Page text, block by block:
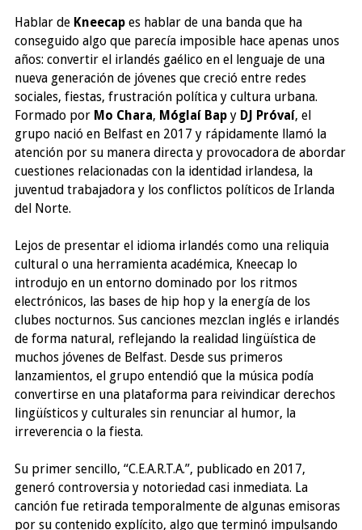
Hablar de Kneecapes hablar de una banda que ha
conseguido algo que parecía imposible hace apenas unos
años: convertir el irlandés gaélico en el lenguaje de una
nueva generación de jóvenes que creció entre redes
sociales, fiestas, frustración política y cultura urbana.
Formado por Mo Chara, Móglaí Bapy DJ Próvaí, el
grupo nació en Belfast en 2017 y rápidamente llamó la
atención por su manera directa y provocadora de abordar
cuestiones relacionadas con la identidad irlandesa, la
juventud trabajadora y los conflictos políticos de Irlanda
del Norte.
Lejos de presentar el idioma irlandés como una reliquia
cultural o una herramienta académica, Kneecap lo
introdujo en un entorno dominado por los ritmos
electrónicos, las bases de hip hop y la energía de los
clubes nocturnos. Sus canciones mezclan inglés e irlandés
de forma natural, reflejando la realidad lingüística de
muchos jóvenes de Belfast. Desde sus primeros
lanzamientos, el grupo entendió que la música podía
convertirse en una plataforma para reivindicar derechos
lingüísticos y culturales sin renunciar al humor, la
irreverencia o la fiesta.
Su primer sencillo, “C.E.A.R.T.A.”, publicado en 2017,
generó controversia y notoriedad casi inmediata. La
canción fue retirada temporalmente de algunas emisoras
por su contenido explícito, algo que terminó impulsando